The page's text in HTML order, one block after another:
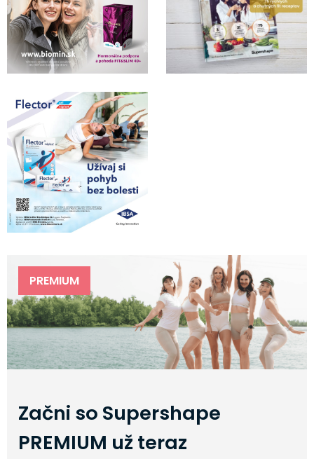
PREMIUM
Začni so Supershape
PREMIUM už teraz